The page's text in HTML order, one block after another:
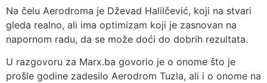
Na čelu Aerodroma je Dževad Halilčević, koji na stvari
gleda realno, ali ima optimizam koji je zasnovan na
napornom radu, da se može doći do dobrih rezultata.
U razgovoru za Marx.ba govorio je o onome što je
prošle godine zadesilo Aerodrom Tuzla, ali i o onome na